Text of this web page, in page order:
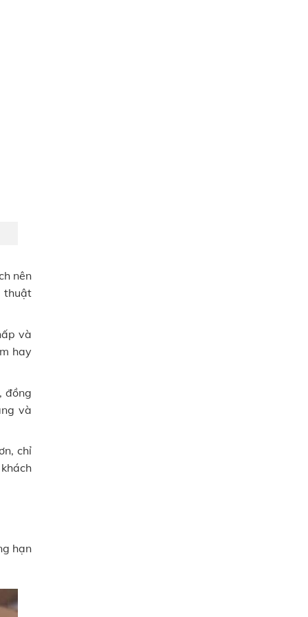
nên
thuật
và
hay
đồng
và
chỉ
hạn